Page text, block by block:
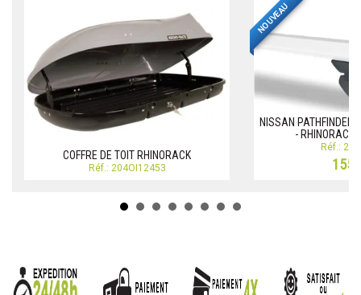
COFFRE DE TOIT RHINORACK
Réf.: 204OI12453
NOUVEAU
NISSAN PATHFINDER
- RHINORACK
Réf.: